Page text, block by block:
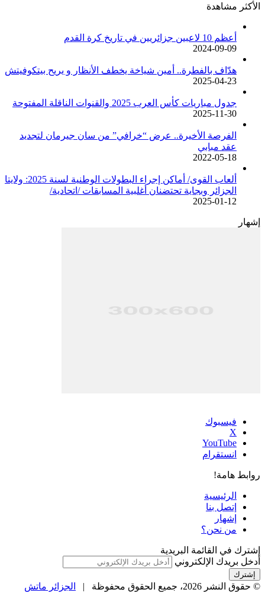
الأكثر مشاهدة
أعظم 10 لاعبين جزائريين في تاريخ كرة القدم
2024-09-09
هدّاف بالفطرة.. أمين شياخة يخطف الأنظار و يريح بيتكوفيتش
2025-04-23
جدول مباريات كأس العرب 2025 والقنوات الناقلة المفتوحة
2025-11-30
الفرصة الأخيرة.. عرض “خرافي” من سان جيرمان لتجديد
عقد مبابي
2022-05-18
ألعاب القوى/ أماكن إجراء البطولات الوطنية لسنة 2025: ولايتا
الجزائر وبجاية تحتضنان أغلبية المسابقات /اتحادية/
2025-01-12
إشهار
فيسبوك
‫X
‫YouTube
انستقرام
روابط هامة!
الرئيسية
إتصل بنا
إشهار
من نحن؟
إشترك في القائمة البريدية
أدخل بريدك الإلكتروني
© حقوق النشر 2026، جميع الحقوق محفوظة | الجزائر ماتش